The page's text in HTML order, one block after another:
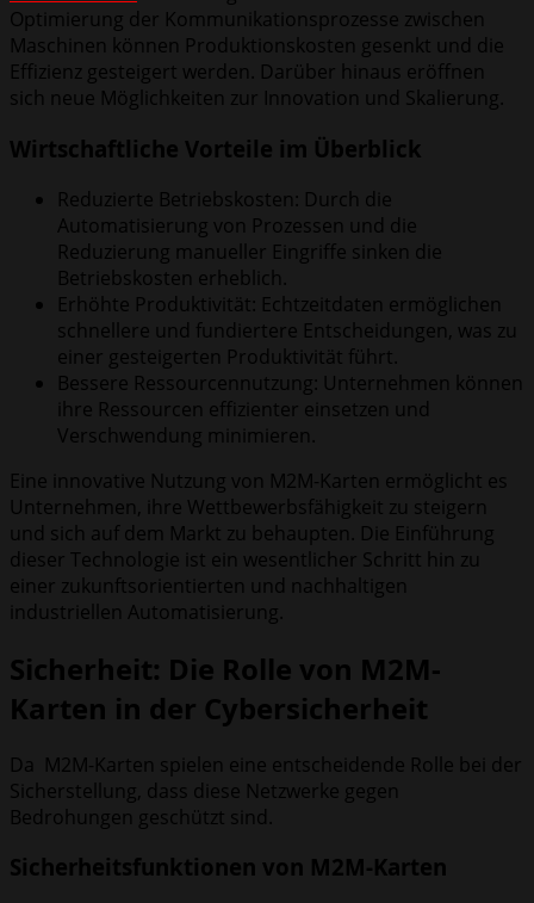
Optimierung der Kommunikationsprozesse zwischen
Maschinen können Produktionskosten gesenkt und die
Effizienz gesteigert werden. Darüber hinaus eröffnen
sich neue Möglichkeiten zur Innovation und Skalierung.
Wirtschaftliche Vorteile im Überblick
Reduzierte Betriebskosten: Durch die
Automatisierung von Prozessen und die
Reduzierung manueller Eingriffe sinken die
Betriebskosten erheblich.
Erhöhte Produktivität: Echtzeitdaten ermöglichen
schnellere und fundiertere Entscheidungen, was zu
einer gesteigerten Produktivität führt.
Bessere Ressourcennutzung: Unternehmen können
ihre Ressourcen effizienter einsetzen und
Verschwendung minimieren.
Eine innovative Nutzung von M2M-Karten ermöglicht es
Unternehmen, ihre Wettbewerbsfähigkeit zu steigern
und sich auf dem Markt zu behaupten. Die Einführung
dieser Technologie ist ein wesentlicher Schritt hin zu
einer zukunftsorientierten und nachhaltigen
industriellen Automatisierung.
Sicherheit: Die Rolle von M2M-
Karten in der Cybersicherheit
Da M2M-Karten spielen eine entscheidende Rolle bei der
Sicherstellung, dass diese Netzwerke gegen
Bedrohungen geschützt sind.
Sicherheitsfunktionen von M2M-Karten